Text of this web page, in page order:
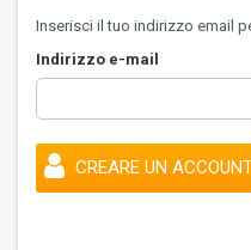
Inserisci il tuo indirizzo email
Indirizzo e-mail
CREARE UN